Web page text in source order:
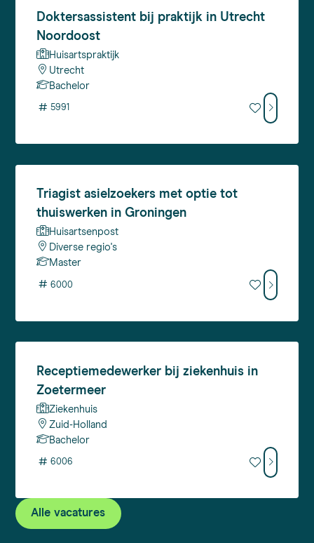
Doktersassistentbij praktijk in Utrecht
Noordoost
Huisartspraktijk
Utrecht
Bachelor
# 5991
Triagistasielzoekers met optie tot
thuiswerken in Groningen
Huisartsenpost
Diverse regio's
Master
# 6000
Receptiemedewerkerbij ziekenhuis in
Zoetermeer
Ziekenhuis
Zuid-Holland
Bachelor
# 6006
Alle vacatures